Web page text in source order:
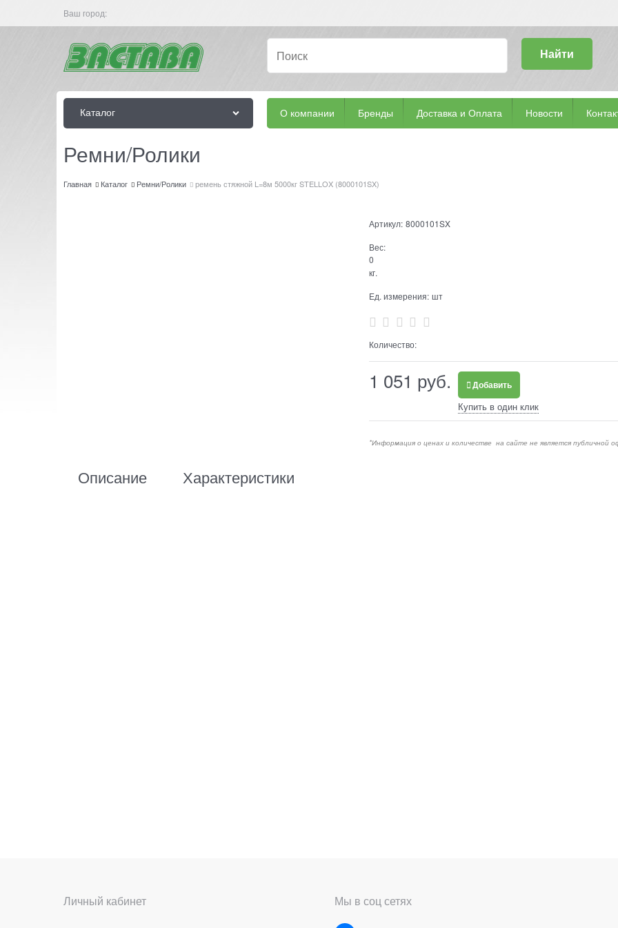
Ваш город:
Найти
Каталог О компании Бренды Доставка и Оплата Новости
Ремни/Ролики
Главная Каталог Ремни/Ролики ремень стяжной L=8м 5000кг STELLOX (8000101SX)
Артикул: 8000101SX
Вес:
0
кг.
Ед. измерения: шт
Количество:
1 051 руб. Добавить
Купить в один клик
*Информация о ценах и количестве на сайте не является публичной
Описание Характеристики
Личный кабинет Мы в соц сетях